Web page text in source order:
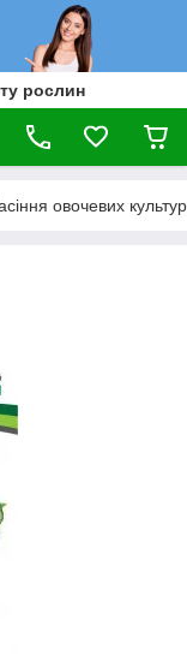
рослин
овочевих культур